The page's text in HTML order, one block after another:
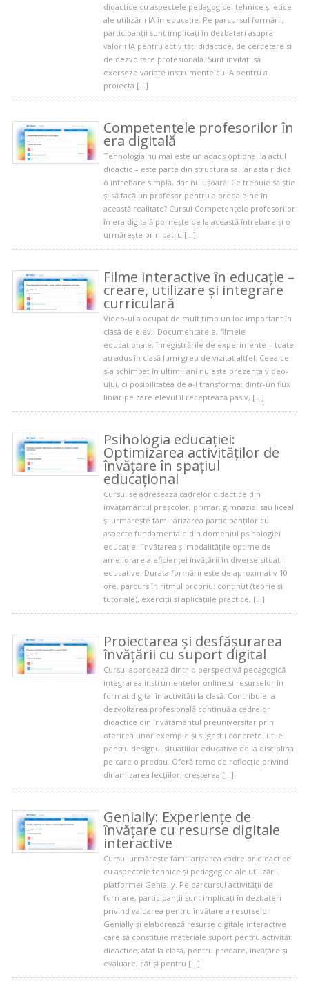
didactice cu aspectele pedagogice, tehnice și etice
ale utilizării IA în educație. Pe parcursul formării,
participanții sunt implicați în dezbateri asupra
valorii IA pentru activități didactice, de cercetare și
de dezvoltare profesională. Sunt invitați să
exerseze variate instrumente cu IA pentru a
proiecta […]
Competențele profesorilor în
era digitală
Tehnologia nu mai este un adaos opțional la actul
didactic – este parte din structura sa. Iar asta ridică
o întrebare simplă, dar nu ușoară: Ce trebuie să știe
și să facă un profesor pentru a preda bine în
această realitate? Cursul Competențele profesorilor
în era digitală pornește de la această întrebare și o
urmărește prin patru […]
Filme interactive în educație –
creare, utilizare și integrare
curriculară
Video-ul a ocupat de mult timp un loc important în
clasa de elevi. Documentarele, filmele
educaționale, înregistrările de experimente – toate
au adus în clasă lumi greu de vizitat altfel. Ceea ce
s-a schimbat în ultimii ani nu este prezența video-
ului, ci posibilitatea de a-l transforma: dintr-un flux
liniar pe care elevul îl receptează pasiv, […]
Psihologia educației:
Optimizarea activităților de
învățare în spațiul
educațional
Cursul se adresează cadrelor didactice din
învățământul preșcolar, primar, gimnazial sau liceal
și urmărește familiarizarea participanților cu
aspecte fundamentale din domeniul psihologiei
educației: învățarea și modalitățile optime de
ameliorare a eficienței învățării în diverse situații
educative. Durata formării este de aproximativ 10
ore, parcurs în ritmul propriu: conținut (teorie și
tutoriale), exerciții și aplicațiile practice, […]
Proiectarea și desfășurarea
învățării cu suport digital
Cursul abordează dintr-o perspectivă pedagogică
integrarea instrumentelor online și resurselor în
format digital în activități la clasă. Contribuie la
dezvoltarea profesională continuă a cadrelor
didactice din învățământul preuniversitar prin
oferirea unor exemple și sugestii concrete, utile
pentru designul situațiilor educative de la disciplina
pe care o predau. Oferă teme de reflecție privind
dinamizarea lecțiilor, creșterea […]
Genially: Experiențe de
învățare cu resurse digitale
interactive
Cursul urmărește familiarizarea cadrelor didactice
cu aspectele tehnice și pedagogice ale utilizării
platformei Genially. Pe parcursul activității de
formare, participanții sunt implicați în dezbateri
privind valoarea pentru învățare a resurselor
Genially și elaborează resurse digitale interactive
care să constituie materiale suport pentru activități
didactice, atât la clasă, pentru predare, învățare și
evaluare, cât și pentru […]